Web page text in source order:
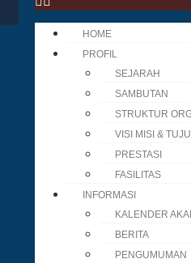
HOME
PROFIL
SEJARAH
SAMBUTAN
STRUKTUR
VISI MISI &
PRESTASI
FASILITAS
INFORMASI
KALENDER
BERITA
PENGUMUMAN